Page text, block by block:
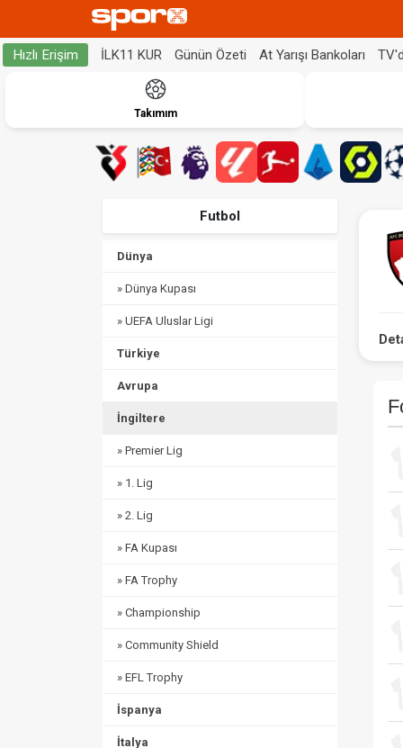
Hızlı Erişim İLK11 KUR Günün Özeti At Yarışı Bankoları
Takımım
Futbol
Dünya
» Dünya Kupası
» UEFA Uluslar Ligi
Türkiye
Avrupa
İngiltere
» Premier Lig
» 1. Lig
» 2. Lig
» FA Kupası
» FA Trophy
» Championship
» Community Shield
» EFL Trophy
İspanya
İtalya